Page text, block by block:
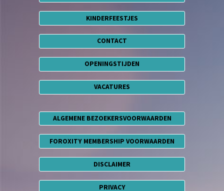
KINDERFEESTJES
CONTACT
OPENINGSTIJDEN
VACATURES
ALGEMENE BEZOEKERSVOORWAARDEN
FOROXITY MEMBERSHIP VOORWAARDEN
DISCLAIMER
PRIVACY